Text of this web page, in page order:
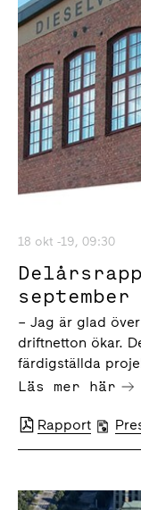
18 okt -19, 09:30
september
– Jag är glad
driftnetton ökar.
färdigställda
Läs mer här
Rapport